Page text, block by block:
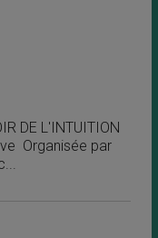
DE L'INTUITION
Organisée par